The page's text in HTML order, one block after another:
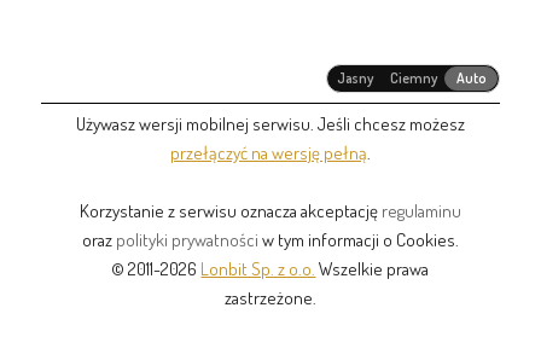
Jasny Ciemny Auto
Używasz wersji mobilnej serwisu. Jeśli chcesz możesz
przełączyć na wersję pełną
Korzystanie z serwisu oznacza akceptację regulaminu
oraz polityki prywatności w tym informacji o Cookies.
© 2011-2026 Lonbit Sp. z o.o. Wszelkie prawa
zastrzeżone.